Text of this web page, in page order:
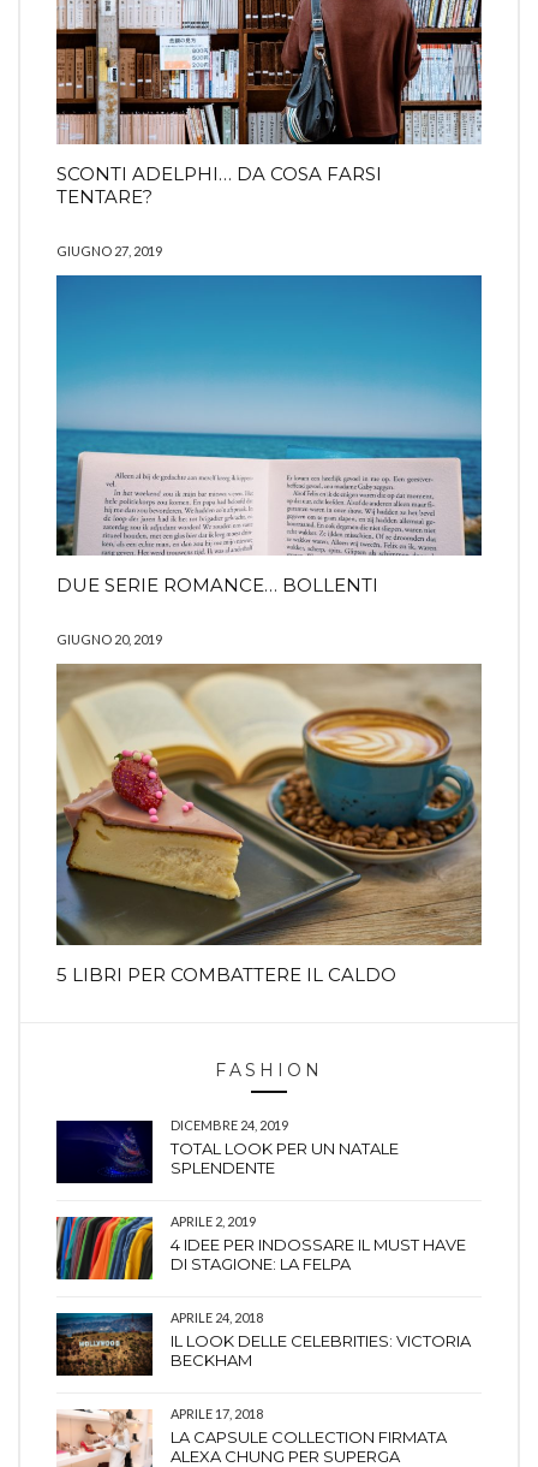
SCONTI ADELPHI… DA COSA FARSI
TENTARE?
GIUGNO 27, 2019
DUE SERIE ROMANCE… BOLLENTI
GIUGNO 20, 2019
5 LIBRI PER COMBATTERE IL CALDO
FASHION
DICEMBRE 24, 2019
TOTAL LOOK PER UN NATALE
SPLENDENTE
APRILE 2, 2019
4 IDEE PER INDOSSARE IL MUST HAVE
DI STAGIONE: LA FELPA
APRILE 24, 2018
IL LOOK DELLE CELEBRITIES: VICTORIA
BECKHAM
APRILE 17, 2018
LA CAPSULE COLLECTION FIRMATA
ALEXA CHUNG PER SUPERGA